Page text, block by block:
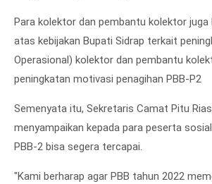
Para kolektor dan pembantu kolektor juga
atas kebijakan Bupati Sidrap terkait
Operasional) kolektor dan pembantu
peningkatan motivasi penagihan PBB-P2
Semenyata itu, Sekretaris Camat Pitu
menyampaikan kepada para peserta
PBB-2 bisa segera tercapai.
"Kami berharap agar PBB tahun 2022